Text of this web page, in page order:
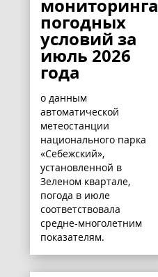
мониторинга
погодных
условий за
июль 2026
года
о данным
автоматической
метеостанции
национального парка
«Себежский»,
установленной в
Зеленом квартале,
погода в июле
соответствовала
средне-многолетним
показателям.